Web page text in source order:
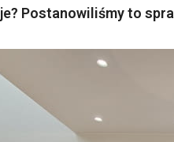
Postanowiliśmy to